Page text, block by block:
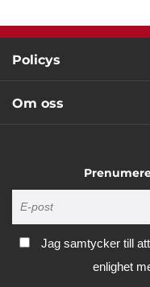
Policys
Om oss
Jag samtycker till
enlighet